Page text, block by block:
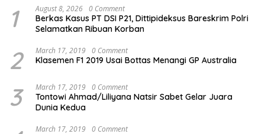
1 August 8, 2026 0 Comment
Berkas Kasus PT DSI P21, Dittipideksus Bareskrim Polri
Selamatkan Ribuan Korban
2 March 17, 2019 0 Comment
Klasemen F1 2019 Usai Bottas Menangi GP Australia
3 March 17, 2019 0 Comment
Tontowi Ahmad/Liliyana Natsir Sabet Gelar Juara
Dunia Kedua
March 17, 2019 0 Comment